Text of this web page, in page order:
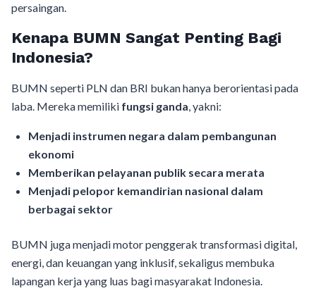
persaingan.
Kenapa BUMN Sangat Penting Bagi
Indonesia?
BUMN seperti PLN dan BRI bukan hanya berorientasi pada
laba. Mereka memiliki fungsi ganda, yakni:
Menjadi instrumen negara dalam pembangunan
ekonomi
Memberikan pelayanan publik secara merata
Menjadi pelopor kemandirian nasional dalam
berbagai sektor
BUMN juga menjadi motor penggerak transformasi digital,
energi, dan keuangan yang inklusif, sekaligus membuka
lapangan kerja yang luas bagi masyarakat Indonesia.